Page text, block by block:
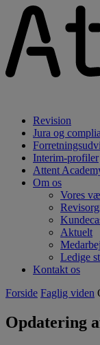
Revision
Jura og
Interim-profiler
Attent
Om os
Vores
Aktuelt
Ledige
Kontakt os
Forside Faglig viden
Opdatering